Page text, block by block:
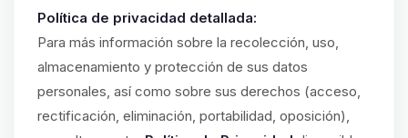
Política de privacidad detallada:
Para más información sobre la recolección, uso,
almacenamiento y protección de sus datos
personales, así como sobre sus derechos (acceso,
rectificación, eliminación, portabilidad, oposición),